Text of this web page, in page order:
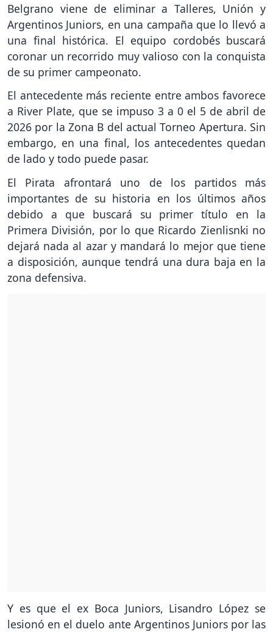
Belgrano viene de eliminar a Talleres, Unión y
Argentinos Juniors, en una campaña que lo llevó a
una final histórica. El equipo cordobés buscará
coronar un recorrido muy valioso con la conquista
de su primer campeonato.
El antecedente más reciente entre ambos favorece
a River Plate, que se impuso 3 a 0 el 5 de abril de
2026 por la Zona B del actual Torneo Apertura. Sin
embargo, en una final, los antecedentes quedan
de lado y todo puede pasar.
El Pirata afrontará uno de los partidos más
importantes de su historia en los últimos años
debido a que buscará su primer título en la
Primera División, por lo que Ricardo Zienlisnki no
dejará nada al azar y mandará lo mejor que tiene
a disposición, aunque tendrá una dura baja en la
zona defensiva.
Y es que el ex Boca Juniors, Lisandro López se
lesionó en el duelo ante Argentinos Juniors por las